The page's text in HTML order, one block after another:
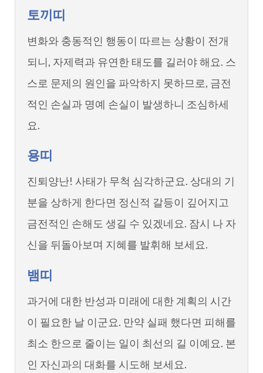
토끼띠
변화와 충동적인 행동이 따르는 상황이 전개
되니, 자제력과 유연한 태도를 길러야 해요. 스
스로 문제의 원인을 파악하지 못하므로, 금전
적인 손실과 명예 손실이 발생하니 조심하세
요.
용띠
진퇴양난! 사태가 무척 심각하군요. 상대의 기
분을 상하게 한다면 정신적 갈등이 깊어지고
금전적인 손해도 생길 수 있겠네요. 잠시 나 자
신을 뒤돌아보며 지혜를 발휘해 보세요.
뱀띠
과거에 대한 반성과 미래에 대한 계획의 시간
이 필요한 날 이군요. 만약 실패 했다면 피해를
최소 한으로 줄이는 일이 최선의 길 이예요. 본
인 자신과의 대화를 시도해 보세요.